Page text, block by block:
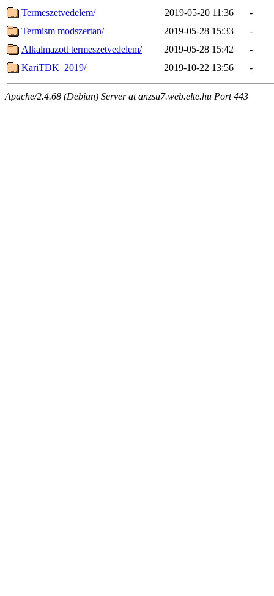
Termeszetvedelem/
2019-05-20 11:36
-
Termism modszertan/
2019-05-28 15:33
-
Alkalmazott termeszetvedelem/
2019-05-28 15:42
-
KariTDK_2019/
2019-10-22 13:56 -
Apache/2.4.68 (Debian) Server at anzsu7.web.elte.hu Port 443